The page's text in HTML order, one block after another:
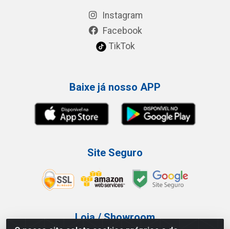
Instagram
Facebook
TikTok
Baixe já nosso APP
Site Seguro
Loja / Showroom